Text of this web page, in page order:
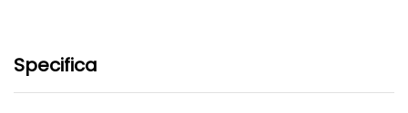
Specifica